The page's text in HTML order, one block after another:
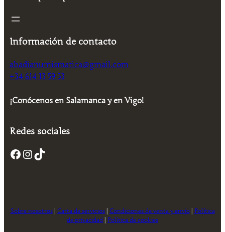
Información de contacto
abadianumismatica@gmail.com
+34 614 13 59 53
¡Conócenos en Salamanca y en Vigo!
Redes sociales
Facebook InstagramTikTok
Sobre nosotros| Carta de servicios| Condiciones de venta y envío| Política
de privacidad
Política de cookies